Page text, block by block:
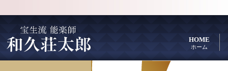
HOME
ホーム